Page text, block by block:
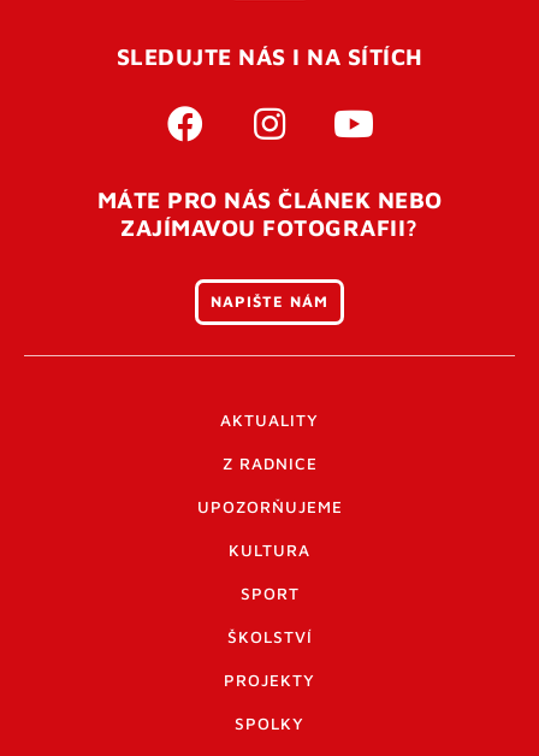
SLEDUJTE NÁS I NA SÍTÍCH
MÁTE PRO NÁS ČLÁNEK NEBO
ZAJÍMAVOU FOTOGRAFII?
NAPIŠTE NÁM
AKTUALITY
Z RADNICE
UPOZORŇUJEME
KULTURA
SPORT
ŠKOLSTVÍ
PROJEKTY
SPOLKY